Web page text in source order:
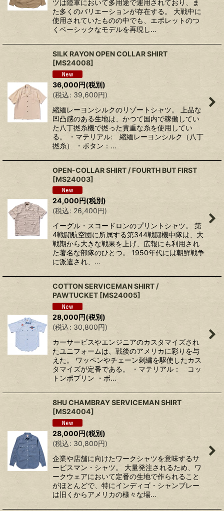
ツは陸軍において多用途で運用されており、ま
た多くのバリエーションが存在する。 大戦中に
使用されていたものの中でも、エポレットのつ
くベーシックなモデルを再現し…
SILK RAYON OPEN COLLAR SHIRT
[MS24008]
36,000円(税別)
(税込: 39,600円)
縮緬レーヨンシルクのリゾートシャツ。 上品な
凹凸感のある生地は、かつて国内で稼働してい
た八丁撚糸機で撚った貴重な糸を使用してい
る。 ・マテリアル: 縮緬レーヨンシルク（八丁
撚糸） ・ボタン：…
OPEN-COLLAR SHIRT / FOURTH BUT FIRST
[MS24003]
24,000円(税別)
(税込: 26,400円)
イーグル・スコードロンのプリントシャツ。 第
4戦闘航空団に所属する第344戦闘機中隊は、大
戦期から大きな戦果を上げ、広報にも利用され
た著名な部隊のひとつ。 1950年代には朝鮮戦争
に派遣され、…
COTTON SERVICEMAN SHIRT /
PAWTUCKET [MS24005]
28,000円(税別)
(税込: 30,800円)
カーサービスやエンジニアのカスタマイズされ
たユニフォームは、戦後のアメリカに彩りを与
えた。 ワッペンやチェーン刺繍を駆使したカス
タマイズが定番である。 ・マテリアル： コッ
トンポプリン ・ボ…
8HU CHAMBRAY SERVICEMAN SHIRT
[MS24004]
28,000円(税別)
(税込: 30,800円)
企業や店舗に向けたワークシャツを意味するサ
ービスマン・シャツ。 大量発注されるため、ワ
ークウェアにおいて定番の生地で作られること
がほとんどで、特にインディゴ・シャンブレー
は旧くからアメリカの様々な場…